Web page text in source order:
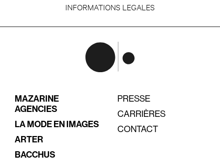
INFORMATIONS LEGALES
MAZARINE
AGENCIES
LA MODE EN IMAGES
ARTER
BACCHUS
PRESSE
CARRIÈRES
CONTACT